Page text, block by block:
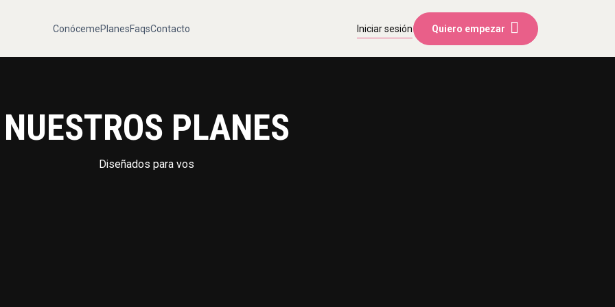
ConócemePlanesFaqsContacto Iniciar sesión Quiero empezar
NUESTROS PLANES
Diseñados para vos